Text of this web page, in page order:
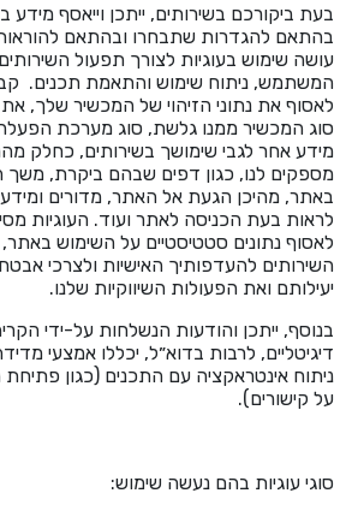
בעת ביקורכם בשירותים, ייתכן וייאסף מידע
בהתאם להגדרות שתבחרו ובהתאם
עושה שימוש בעוגיות לצורך תפעול
המשתמש, ניתוח שימוש והתאמת תכנים.
סוג המכשיר ממנו גלשת, סוג מערכת
מידע אחר לגבי שימושך בשירותים, כחלק
מספקים לנו, כגון דפים שבהם ביקרת, משך
באתר, מהיכן הגעת אל האתר, מדורים
לראות בעת הכניסה לאתר ועוד. העוגיות
לאסוף נתונים סטטיסטיים על השימוש
השירותים להעדפותיך האישיות ולצרכי
יעילותם ואת הפעולות השיווקיות שלנו.
בנוסף, ייתכן והודעות הנשלחות על-ידי
דיגיטליים, לרבות בדוא״ל, יכללו אמצעי
ניתוח אינטראקציה עם התכנים (כגון
על קישורים).
סוגי עוגיות בהם נעשה שימוש: